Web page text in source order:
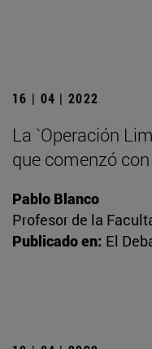
16 | 04 | 2022
La `Operación
que comenzó
Pablo Blanco
Profesor de la
Publicado en: El